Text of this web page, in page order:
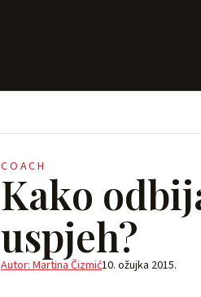
COACH
Kako
uspjeh?
Autor: Martina Čizmić10. ožujka 2015.